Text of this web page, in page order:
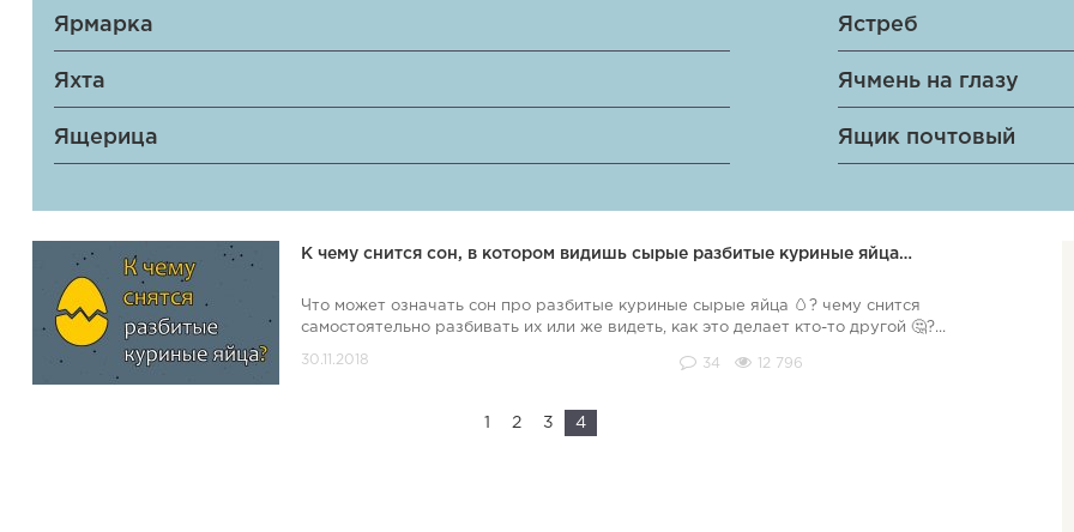
Ярмарка Ястреб
Яхта Ячмень на глазу
Ящерица Ящик почтовый
К чему снится сон, в котором видишь сырые разбитые куриные яйца…
Что может означать сон про разбитые куриные сырые яйца 🥚? чему снится
самостоятельно разбивать их или же видеть, как это делает кто-то другой 🤔?...
34 12 796
1 2 3 4